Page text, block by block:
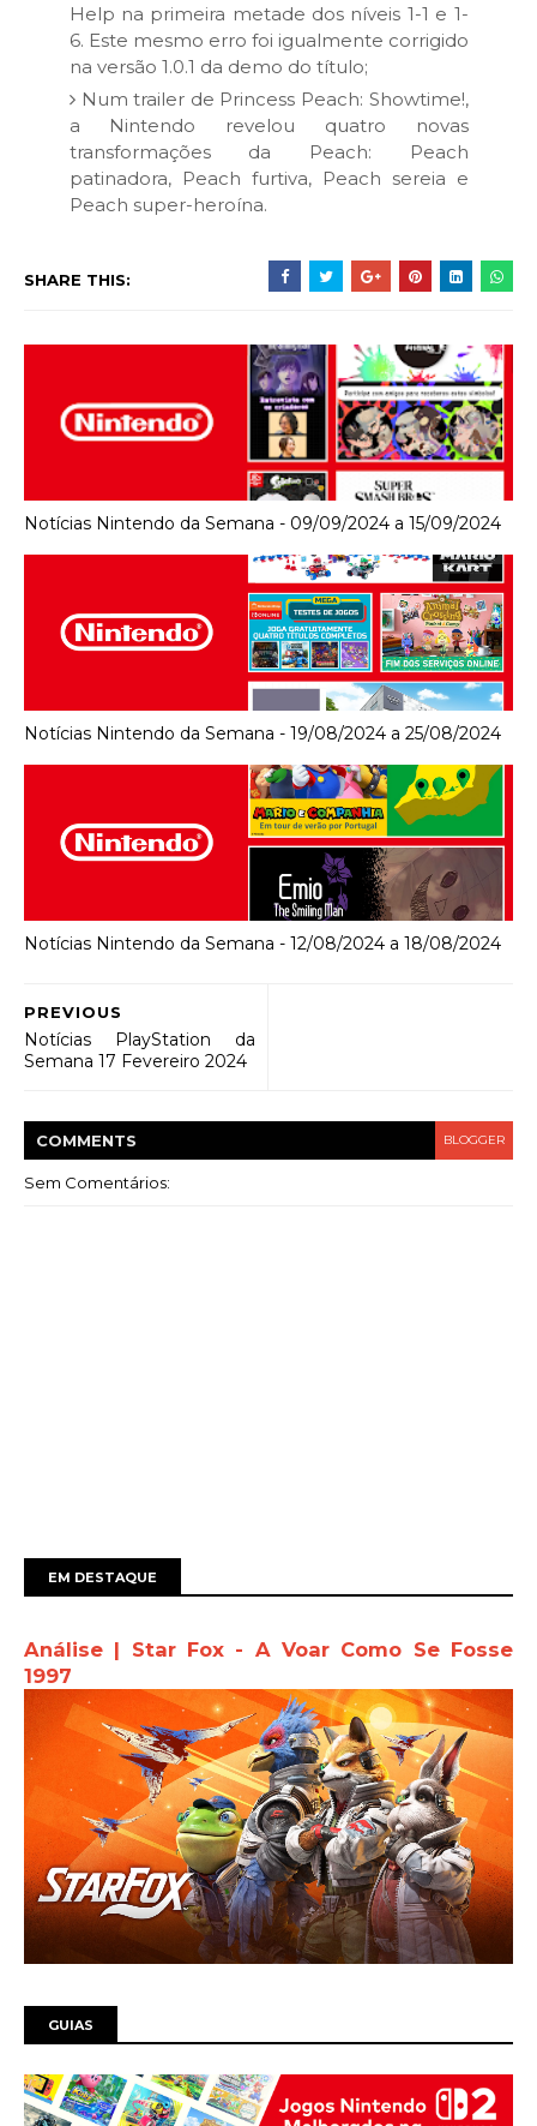
Help na primeira metade dos níveis 1-1 e 1-
6. Este mesmo erro foi igualmente corrigido
na versão 1.0.1 da demo do título;
Num trailer de Princess Peach: Showtime!,
a Nintendo revelou quatro novas
transformações da Peach: Peach
patinadora, Peach furtiva, Peach sereia e
Peach super-heroína.
SHARE THIS:
Notícias Nintendo da Semana - 09/09/2024 a 15/09/2024
Notícias Nintendo da Semana - 19/08/2024 a 25/08/2024
Notícias Nintendo da Semana - 12/08/2024 a 18/08/2024
PREVIOUS
Notícias PlayStation da
Semana 17 Fevereiro 2024
COMMENTS BLOGGER
Sem Comentários:
EM DESTAQUE
Análise | Star Fox - A Voar Como Se Fosse
1997
GUIAS